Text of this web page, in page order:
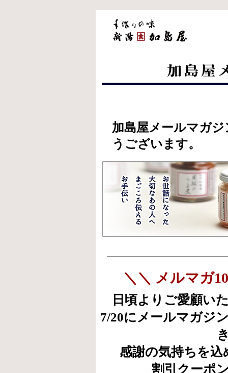
加島屋メールマガ
うございます。
＼＼ メルマガ
日頃よりご愛顧い
7/20にメールマガジ
感謝の気持ちを
割引クーポ